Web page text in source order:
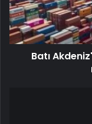
Batı